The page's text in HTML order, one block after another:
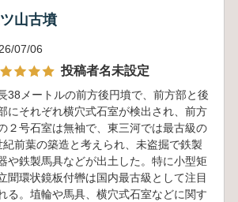
山古墳
07/06
投稿者名未設定
38メートルの前方後円墳で、前方部と後
にそれぞれ横穴式石室が検出され、前方
２号石室は無袖で、東三河では最古級の
紀前葉の築造と考えられ、未盗掘で鉄製
や鉄製馬具などが出土した。特に小型矩
聞環状鏡板付轡は国内最古級として注目
る。埴輪や馬具、横穴式石室などに関す